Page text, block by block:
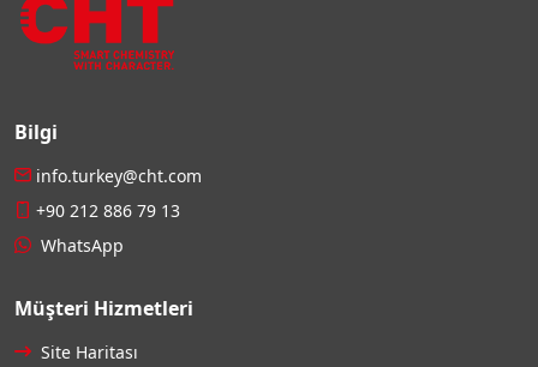
Bilgi
info.turkey@cht.com
+90 212 886 79 13
WhatsApp
Müşteri Hizmetleri
Site Haritası